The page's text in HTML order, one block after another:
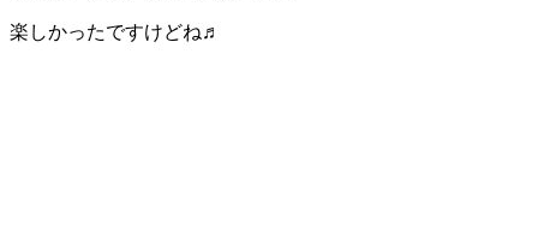
楽しかったですけどね♬